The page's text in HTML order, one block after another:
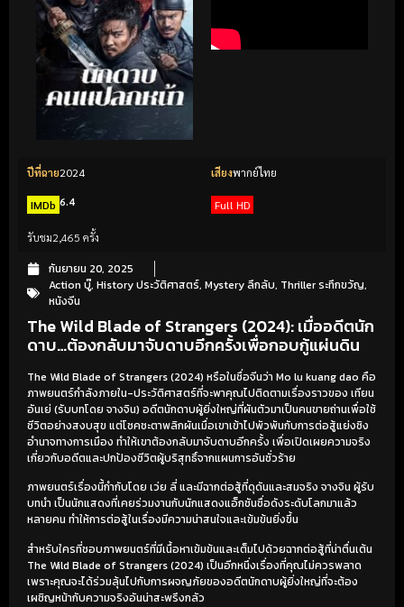
ปีที่ฉาย2024 เสียงพากย์ไทย
IMDb 6.4 Full HD
รับชม2,465 ครั้ง
กันยายน 20, 2025
Action บู๊, History ประวัติศาสตร์, Mystery ลึกลับ, Thriller ระทึกขวัญ,
หนังจีน
The Wild Blade of Strangers (2024): เมื่ออดีตนัก
ดาบ…ต้องกลับมาจับดาบอีกครั้งเพื่อกอบกู้แผ่นดิน
The Wild Blade of Strangers (2024) หรือในชื่อจีนว่า Mo lu kuang dao คือ
ภาพยนตร์กำลังภายใน-ประวัติศาสตร์ที่จะพาคุณไปติดตามเรื่องราวของ เทียน
อันเย่ (รับบทโดย จางจิน) อดีตนักดาบผู้ยิ่งใหญ่ที่ผันตัวมาเป็นคนขายถ่านเพื่อใช้
ชีวิตอย่างสงบสุข แต่โชคชะตาพลิกผันเมื่อเขาเข้าไปพัวพันกับการต่อสู้แย่งชิง
อำนาจทางการเมือง ทำให้เขาต้องกลับมาจับดาบอีกครั้ง เพื่อเปิดเผยความจริง
เกี่ยวกับอดีตและปกป้องชีวิตผู้บริสุทธิ์จากแผนการอันชั่วร้าย
ภาพยนตร์เรื่องนี้กำกับโดย เว่ย ลี่ และมีฉากต่อสู้ที่ดุดันและสมจริง จางจิน ผู้รับ
บทนำ เป็นนักแสดงที่เคยร่วมงานกับนักแสดงแอ็กชันชื่อดังระดับโลกมาแล้ว
หลายคน ทำให้การต่อสู้ในเรื่องมีความน่าสนใจและเข้มข้นยิ่งขึ้น
สำหรับใครที่ชอบภาพยนตร์ที่มีเนื้อหาเข้มข้นและเต็มไปด้วยฉากต่อสู้ที่น่าตื่นเต้น
The Wild Blade of Strangers (2024) เป็นอีกหนึ่งเรื่องที่คุณไม่ควรพลาด
เพราะคุณจะได้ร่วมลุ้นไปกับการผจญภัยของอดีตนักดาบผู้ยิ่งใหญ่ที่จะต้อง
เผชิญหน้ากับความจริงอันน่าสะพรึงกลัว